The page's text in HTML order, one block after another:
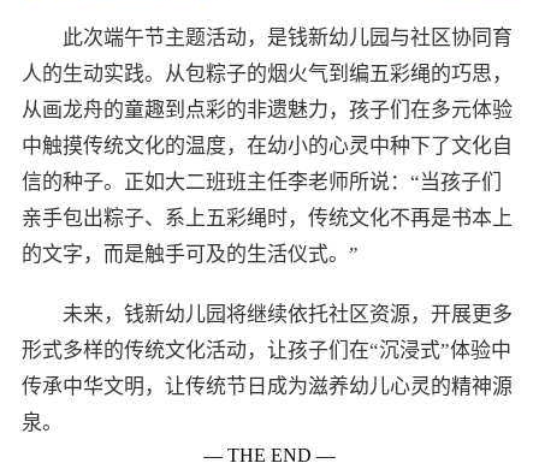
此次端午节主题活动，是钱新幼儿园与社区协同育
人的生动实践。从包粽子的烟火气到编五彩绳的巧思，
从画龙舟的童趣到点彩的非遗魅力，孩子们在多元体验
中触摸传统文化的温度，在幼小的心灵中种下了文化自
信的种子。正如大二班班主任李老师所说：“当孩子们
亲手包出粽子、系上五彩绳时，传统文化不再是书本上
的文字，而是触手可及的生活仪式。”
未来，钱新幼儿园将继续依托社区资源，开展更多
形式多样的传统文化活动，让孩子们在“沉浸式”体验中
传承中华文明，让传统节日成为滋养幼儿心灵的精神源
泉。
— THE END —